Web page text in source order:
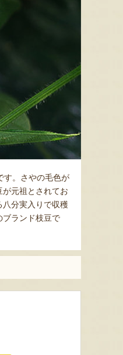
す。さやの毛色が
元祖とされてお
分実入りで収穫
ブランド枝豆で